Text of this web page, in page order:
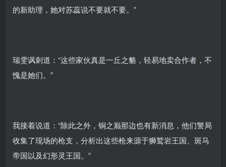
的新助理，她对苏蕊说不要就不要。”
瑞雯讽刺道：“这些家伙真是一丘之貉，轻易地卖合作者，不
愧是她们。”
我接着说道：“除此之外，铜之巅那边也有新消息，他们警局
收集了现场的枪支，分析出这些枪来源于狮鹫岩王国、斑马
帝国以及幻形灵王国。”